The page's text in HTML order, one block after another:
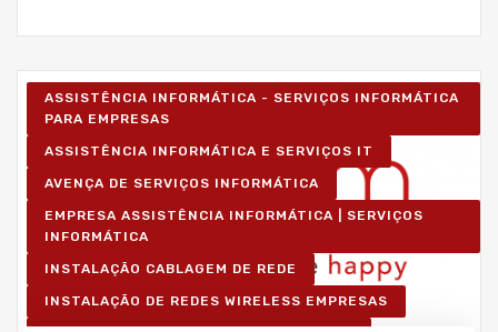
ASSISTÊNCIA INFORMÁTICA - SERVIÇOS INFORMÁTICA
PARA EMPRESAS
ASSISTÊNCIA INFORMÁTICA E SERVIÇOS IT
AVENÇA DE SERVIÇOS INFORMÁTICA
EMPRESA ASSISTÊNCIA INFORMÁTICA | SERVIÇOS
INFORMÁTICA
INSTALAÇÃO CABLAGEM DE REDE
INSTALAÇÃO DE REDES WIRELESS EMPRESAS